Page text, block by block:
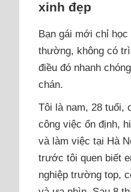
xinh đẹp
Bạn gái mới chỉ
thường, không có
điều đó nhanh
chán.
Tôi là nam, 28 tuổi,
công việc ổn định,
và làm việc tại Hà
trước tôi quen biết
nghiệp trường top,